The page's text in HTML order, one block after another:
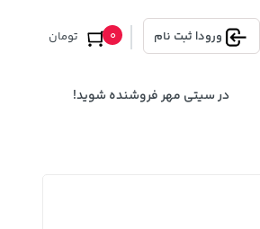
ورود| ثبت نام تومان 0
در سیتی مهر فروشنده شوید!